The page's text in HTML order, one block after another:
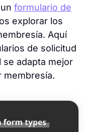
formulario de
explorar los
Aquí
de solicitud
se adapta mejor
membresía.